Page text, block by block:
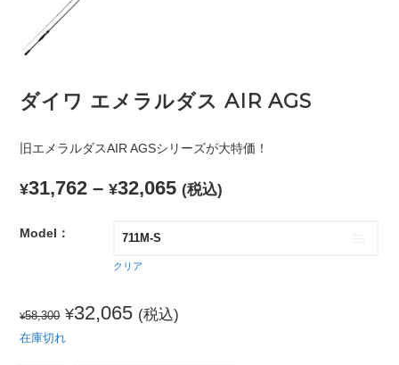
ダイワ エメラルダス AIR AGS
旧エメラルダスAIR AGSシリーズが大特価！
¥31,762 –¥32,065 (税込)
Model：
クリア
¥58,300 元
の
¥32,065現
(税込)
在庫切れ